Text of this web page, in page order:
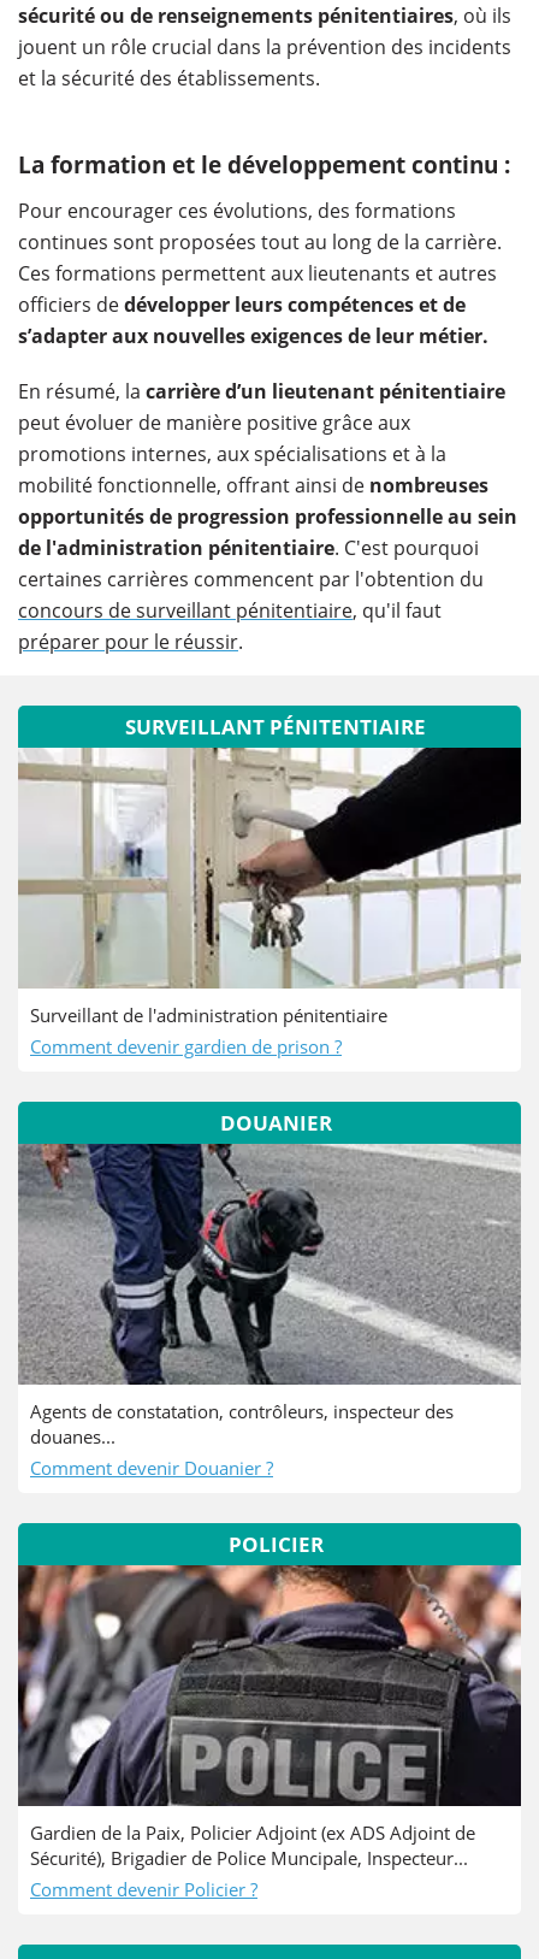
sécurité ou de renseignements pénitentiaires, où ils
jouent un rôle crucial dans la prévention des incidents
et la sécurité des établissements.
La formation et le développement continu :
Pour encourager ces évolutions, des formations
continues sont proposées tout au long de la carrière.
Ces formations permettent aux lieutenants et autres
officiers dedévelopper leurs compétences et de
s’adapter aux nouvelles exigences de leur métier.
En résumé, la carrière d’un lieutenant pénitentiaire
peut évoluer de manière positive grâce aux
promotions internes, aux spécialisations et à la
mobilité fonctionnelle, offrant ainsi de nombreuses
opportunités de progression professionnelle au sein
de l'administration pénitentiaire. C'est pourquoi
certaines carrières commencent par l'obtention du
concours de surveillant pénitentiaire, qu'il faut
préparer pour le réussir.
SURVEILLANT PÉNITENTIAIRE
Surveillant de l'administration pénitentiaire
Comment devenir gardien de prison ?
DOUANIER
Agents de constatation, contrôleurs, inspecteur des
douanes...
Comment devenir Douanier ?
POLICIER
Gardien de la Paix, Policier Adjoint (ex ADS Adjoint de
Sécurité), Brigadier de Police Muncipale, Inspecteur...
Comment devenir Policier ?